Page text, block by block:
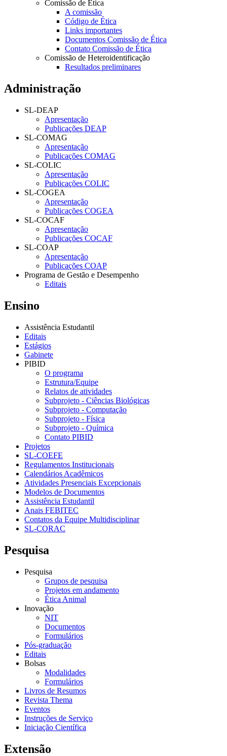
Comissão de Ética
A comissão
Código de Ética
Links importantes
Documentos Comissão de Ética
Contato Comissão de Ética
Comissão de Heteroidentificação
Resultados preliminares
Administração
SL-DEAP
Apresentação
Publicações DEAP
SL-COMAG
Apresentação
Publicações COMAG
SL-COLIC
Apresentação
Publicações COLIC
SL-COGEA
Apresentação
Publicações COGEA
SL-COCAF
Apresentação
Publicações COCAF
SL-COAP
Apresentação
Publicações COAP
Programa de Gestão e Desempenho
Editais
Ensino
Assistência Estudantil
Editais
Estágios
Gabinete
PIBID
O programa
Estrutura/Equipe
Relatos de atividades
Subprojeto - Ciências Biológicas
Subprojeto - Computação
Subprojeto - Física
Subprojeto - Química
Contato PIBID
Projetos
SL-COEFE
Regulamentos Institucionais
Calendários Acadêmicos
Atividades Presenciais Excepcionais
Modelos de Documentos
Assistência Estudantil
Anais FEBITEC
Contatos da Equipe Multidisciplinar
SL-CORAC
Pesquisa
Pesquisa
Grupos de pesquisa
Projetos em andamento
Ética Animal
Inovação
NIT
Documentos
Formulários
Pós-graduação
Editais
Bolsas
Modalidades
Formulários
Livros de Resumos
Revista Thema
Eventos
Instruções de Serviço
Iniciação Científica
Extensão